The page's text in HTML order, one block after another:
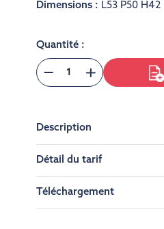
Dimensions : L53 P50 H42
Quantité :
Description
Détail du tarif
Téléchargement